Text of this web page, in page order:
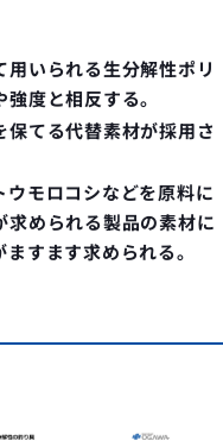
用いられる生分解性ポリ
強度と相反する。
保てる代替素材が採用さ
ウモロコシなどを原料に
求められる製品の素材に
すます求められる。